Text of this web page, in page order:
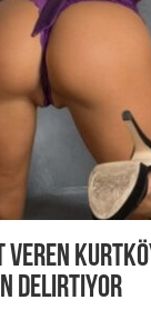
Veren
Delirtiyor